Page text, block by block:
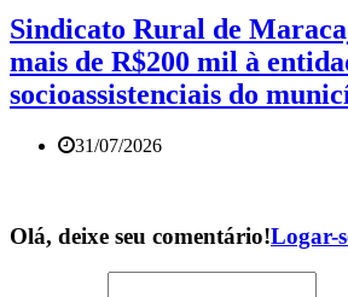
Sindicato Rural de
mais de R$200 mil à
socioassistenciais do
31/07/2026
Olá, deixe seu comentário!Logar-